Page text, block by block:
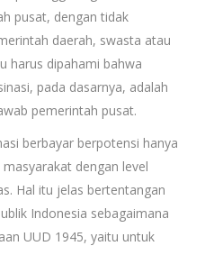
pusat, dengan tidak
daerah, swasta atau
harus dipahami bahwa
pada dasarnya, adalah
pemerintah pusat.
berbayar berpotensi hanya
dengan level
Hal itu jelas bertentangan
Indonesia sebagaimana
UUD 1945, yaitu untuk